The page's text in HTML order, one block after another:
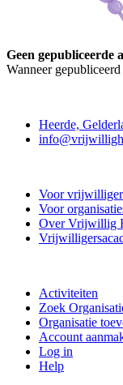
Geen gepubliceerde
Wanneer
Heerde,
Voor
Voor
Over Vrijwillig
Activiteiten
Zoek
Organisatie
Account
Log in
Help